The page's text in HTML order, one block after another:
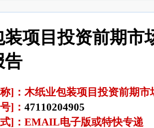
项目投资前期市
告
]：木纸业包装项目投资前期
]： 47110204905
]：EMAIL电子版或特快专递